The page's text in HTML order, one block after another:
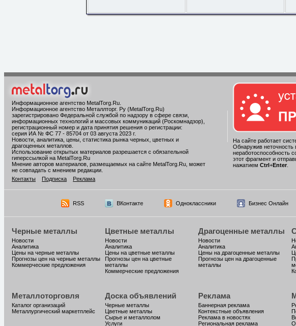
Информационное агентство MetalTorg.Ru
Информационное агентство Металлторг. Ру (MetalTorg.Ru)
зарегистрировано Федеральной службой по надзору в сфере связи,
информационных технологий и массовых коммуникаций (Роскомнадзор),
регистрационный номер и дата принятия решения о регистрации:
серия ИА № ФС 77 - 85704 от 03 августа 2023 г.
Новости, аналитика, цены, статистика рынка черных, цветных и
драгоценных металлов.
Использование открытых материалов разрешается с обязательной
гиперссылкой на MetalTorg.Ru
Мнение авторов материалов, размещаемых на сайте MetalTorg.Ru, может
не совпадать с мнением редакции.
Контакты
Подписка Реклама
На сайте работает
Обнаружив неточность
неработоспособность
этот фрагмент и
нажатием Ctrl +Enter.
RSS ВКонтакте Одноклассники Бизнес Онлайн
Черные металлы
Новости
Аналитика
Цены на черные металлы
Прогнозы цен на черные металлы
Коммерческие предложения
Цветные металлы
Новости
Аналитика
Цены на цветные металлы
Прогнозы цен на цветные
металлы
Коммерческие предложения
Драгоценные металлы
Новости
Аналитика
Цены на драгоценные металлы
Прогнозы цен на драгоценные
металлы
Металлоторговля
Каталог организаций
Металлургический маркетплейс
Доска объявлений
Черные металлы
Цветные металлы
Сырье и металлолом
Услуги
Реклама
Баннерная реклама
Контекстные объявления
Реклама в новостях
Региональная реклама